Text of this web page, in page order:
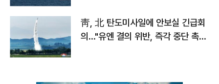
靑, 北 탄도미사일에 안보실 긴급회
의…"유엔 결의 위반, 즉각 중단 촉